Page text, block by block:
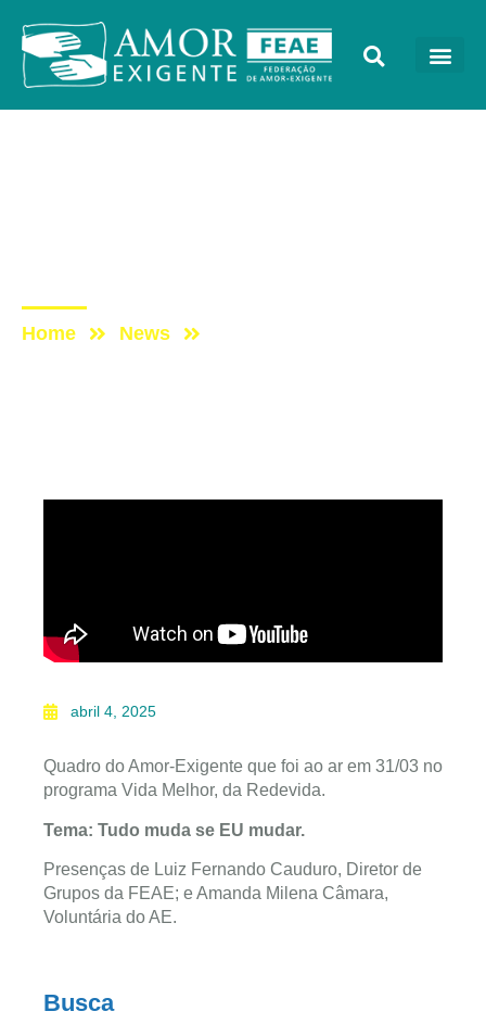
Home News
abril 4, 2025
Quadro do Amor-Exigente que foi ao ar em 31/03 no
programa Vida Melhor, da Redevida.
Tema: Tudo muda se EU mudar.
Presenças de Luiz Fernando Cauduro, Diretor de
Grupos da FEAE; e Amanda Milena Câmara,
Voluntária do AE.
Busca